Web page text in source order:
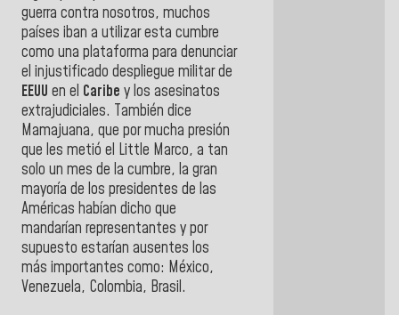
guerra contra nosotros, muchos
países iban a utilizar esta cumbre
como una plataforma para denunciar
el injustificado despliegue militar de
EEUU en el Caribe y los asesinatos
extrajudiciales. También dice
Mamajuana, que por mucha presión
que les metió el Little Marco, a tan
solo un mes de la cumbre, la gran
mayoría de los presidentes de las
Américas habían dicho que
mandarían representantes y por
supuesto estarían ausentes los
más importantes como: México,
Venezuela, Colombia, Brasil.